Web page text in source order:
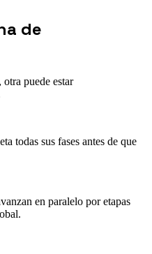
de
puede estar
todas sus fases antes de que
en paralelo por etapas